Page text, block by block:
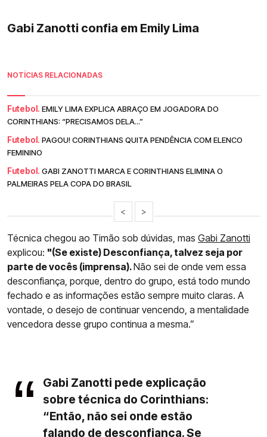
Gabi Zanotti confia em Emily Lima
NOTÍCIAS RELACIONADAS
Futebol. EMILY LIMA EXPLICA ABRAÇO EM JOGADORA DO
CORINTHIANS: “PRECISAMOS DELA...”
Futebol. PAGOU! CORINTHIANS QUITA PENDÊNCIA COM ELENCO
FEMININO
Futebol. GABI ZANOTTI MARCA E CORINTHIANS ELIMINA O
PALMEIRAS PELA COPA DO BRASIL
< >
Técnica chegou ao Timão sob dúvidas, mas Gabi Zanotti
explicou: "(Se existe) Desconfiança, talvez seja por
parte de vocês (imprensa).Não sei de onde vem essa
desconfiança, porque, dentro do grupo, está todo mundo
fechado e as informações estão sempre muito claras. A
vontade, o desejo de continuar vencendo, a mentalidade
vencedora desse grupo continua a mesma.”
Gabi Zanotti pede explicação
sobre técnica do Corinthians:
“Então, não sei onde estão
falando de desconfiança. Se